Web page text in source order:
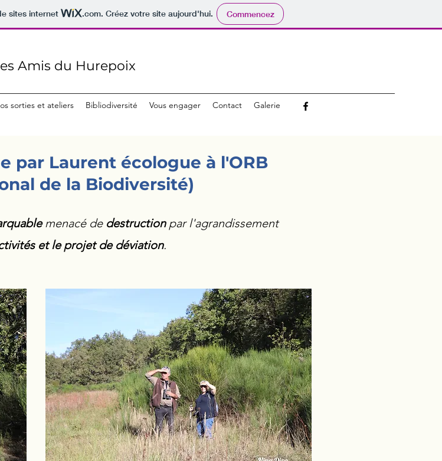
sites internet .com. Créez votre site aujourd'hui. Commencez
Amis du Hurepoix
sorties et ateliers Bibliodiversité Vous engager Contact Galerie
par Laurent écologue à l'ORB
de la Biodiversité)
menacé de destructionpar l'agrandissement
s et le projet de déviation.